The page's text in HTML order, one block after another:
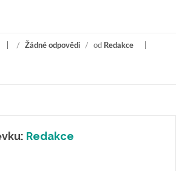
/ Žádné odpovědi / od Redakce
Redakce